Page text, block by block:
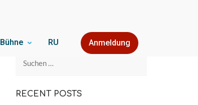
Bühne RU Anmeldung
RECENT POSTS